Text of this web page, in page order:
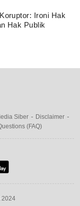
Ironi Hak
Hak Publik
Siber
Disclaimer
(FAQ)
2024